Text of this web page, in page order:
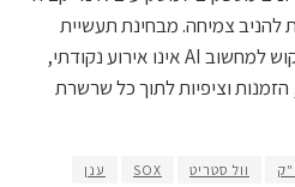
צמיחה. מבחינת תעשיית
השבבים, זהו איתות חשוב: הביקוש למחשוב AI אינו אירוע נקודתי,
וציפיות לתוך כל שרשרת
וול סטריט SOX
ענן